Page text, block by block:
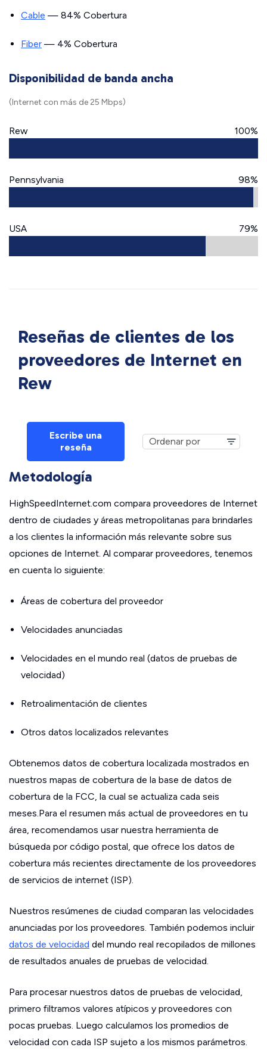
Cable — 84% Cobertura
Fiber — 4% Cobertura
Disponibilidad de banda ancha
(Internet con más de 25 Mbps)
Rew 100%
Pennsylvania 98%
USA 79%
Reseñas de clientes de los
proveedores de Internet en
Rew
Escribe una
reseña
Metodología
HighSpeedInternet.com compara proveedores de Internet
dentro de ciudades y áreas metropolitanas para brindarles
a los clientes la información más relevante sobre sus
opciones de Internet. Al comparar proveedores, tenemos
en cuenta lo siguiente:
Áreas de cobertura del proveedor
Velocidades anunciadas
Velocidades en el mundo real (datos de pruebas de
velocidad)
Retroalimentación de clientes
Otros datos localizados relevantes
Obtenemos datos de cobertura localizada mostrados en
nuestros mapas de cobertura de la base de datos de
cobertura de la FCC, la cual se actualiza cada seis
meses.Para el resumen más actual de proveedores en tu
área, recomendamos usar nuestra herramienta de
búsqueda por código postal, que ofrece los datos de
cobertura más recientes directamente de los proveedores
de servicios de internet (ISP).
Nuestros resúmenes de ciudad comparan las velocidades
anunciadas por los proveedores. También podemos incluir
datos de velocidad del mundo real recopilados de millones
de resultados anuales de pruebas de velocidad.
Para procesar nuestros datos de pruebas de velocidad,
primero filtramos valores atípicos y proveedores con
pocas pruebas. Luego calculamos los promedios de
velocidad con cada ISP sujeto a los mismos parámetros.